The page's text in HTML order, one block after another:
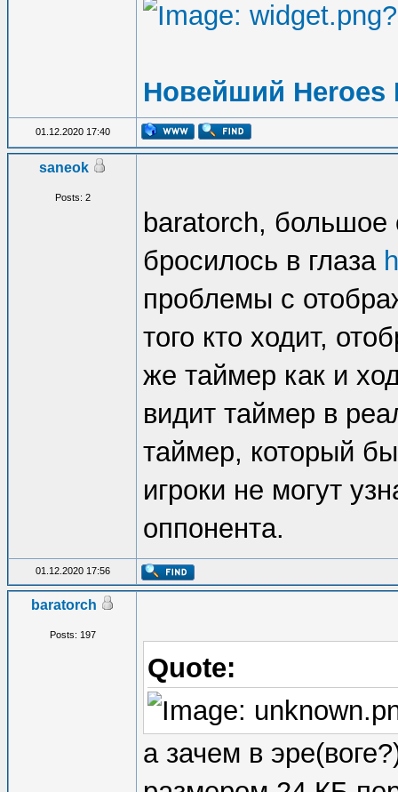
Новейший Heroes
01.12.2020 17:40
saneok
Posts: 2
baratorch, большое
бросилось в глаза
проблемы с
того кто ходит,
же таймер как и
видит таймер в
таймер, который
игроки не могут
оппонента.
01.12.2020 17:56
baratorch
Posts: 197
Quote:
а зачем в